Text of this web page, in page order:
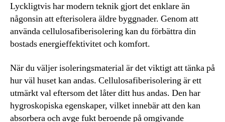
Lyckligtvis har modern teknik gjort det enklare än
någonsin att efterisolera äldre byggnader. Genom att
använda cellulosafiberisolering kan du förbättra din
bostads energieffektivitet och komfort.
När du väljer isoleringsmaterial är det viktigt att tänka på
hur väl huset kan andas. Cellulosafiberisolering är ett
utmärkt val eftersom det låter ditt hus andas. Den har
hygroskopiska egenskaper, vilket innebär att den kan
absorbera och avge fukt beroende på omgivande